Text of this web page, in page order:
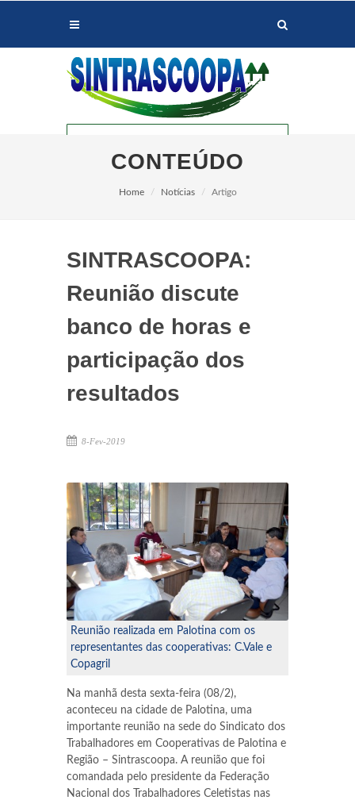
PALOTINA
ASSIS CHATEAUBRIAND
MARECHAL CÂNDIDO RONDON
CONTEÚDO
Home Notícias Artigo
SINTRASCOOPA:
Reunião discute
banco de horas e
participação dos
resultados
8-Fev-2019
Reunião realizada em Palotina com os
representantes das cooperativas: C.Vale e
Copagril
Na manhã desta sexta-feira (08/2),
aconteceu na cidade de Palotina, uma
importante reunião na sede do Sindicato dos
Trabalhadores em Cooperativas de Palotina e
Região – Sintrascoopa. A reunião que foi
comandada pelo presidente da Federação
Nacional dos Trabalhadores Celetistas nas